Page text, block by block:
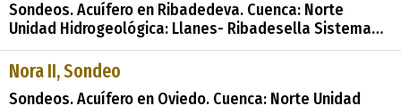
indicación, se considera «
Sondeos. Acuífero en Ribadedeva. Cuenca: Norte
Unidad Hidrogeológica: Llanes- Ribadesella Sistema
acuifero: Sinclinales Santander-Santillana y zona de
San Vicente de la Barquera Cota: 100 Profundidad:
125.00 Naturaleza: Sondeo Uso: No se utiliza Perímetro:
Nora II, Sondeo
Sondeos. Acuífero en Oviedo. Cuenca: Norte Unidad